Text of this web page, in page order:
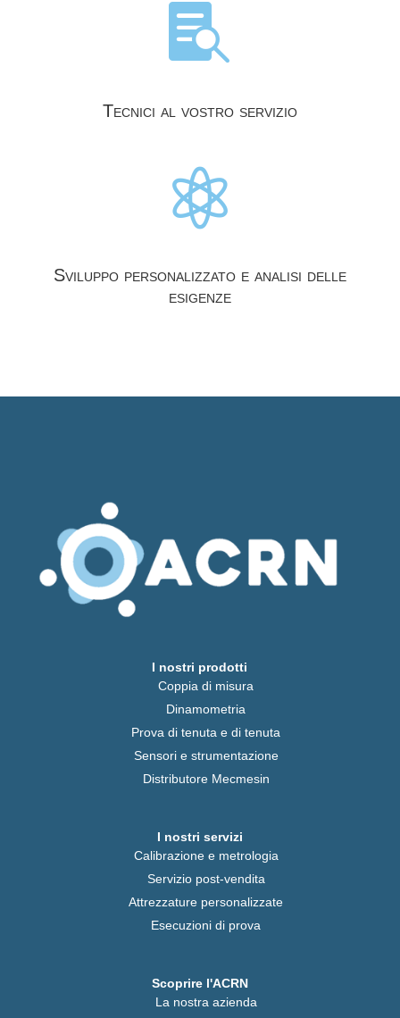

Tecnici al vostro servizio

Sviluppo personalizzato e analisi delle
esigenze
I nostri prodotti
Coppia di misura
Dinamometria
Prova di tenuta e di tenuta
Sensori e strumentazione
Distributore Mecmesin
I nostri servizi
Calibrazione e metrologia
Servizio post-vendita
Attrezzature personalizzate
Esecuzioni di prova
Scoprire l'ACRN
La nostra azienda